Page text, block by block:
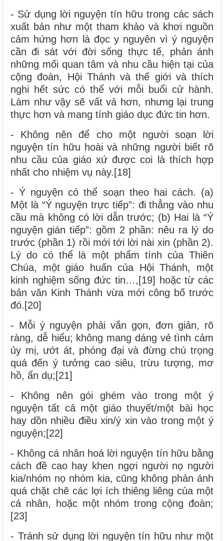
- Sử dụng lời nguyện tín hữu trong các sách
xuất bản như một tham khảo và khơi nguồn
cảm hứng hơn là đọc y nguyên vì ý nguyện
cần đi sát với đời sống thực tế, phản ánh
những mối quan tâm và nhu cầu hiện tại của
cộng đoàn, Hội Thánh và thế giới và thích
nghi hết sức có thể với mỗi buổi cử hành.
Làm như vậy sẽ vất vả hơn, nhưng lại trung
thực hơn và mang tính giáo dục đức tin hơn.
- Không nên để cho một người soạn lời
nguyện tín hữu hoài và những người biết rõ
nhu cầu của giáo xứ được coi là thích hợp
nhất cho nhiệm vụ này.[18]
- Ý nguyện có thể soạn theo hai cách. (a)
Một là “Ý nguyện trực tiếp”: đi thẳng vào nhu
cầu mà không có lời dẫn trước; (b) Hai là “Ý
nguyện gián tiếp”: gồm 2 phần: nêu ra lý do
trước (phần 1) rồi mới tới lời nài xin (phần 2).
Lý do có thể là một phẩm tính của Thiên
Chúa, một giáo huấn của Hội Thánh, một
kinh nghiệm sống đức tin…,[19] hoặc từ các
bản văn Kinh Thánh vừa mới công bố trước
đó.[20]
- Mỗi ý nguyện phải vắn gọn, đơn giản, rõ
ràng, dễ hiểu; không mang dáng vẻ tình cảm
ủy mị, ướt át, phóng đại và đừng chú trọng
quá đến ý tưởng cao siêu, trừu tượng, mơ
hồ, ẩn dụ;[21]
- Không nên gói ghém vào trong một ý
nguyện tất cả một giáo thuyết/một bài học
hay dồn nhiều điều xin/ý xin vào trong một ý
nguyện;[22]
- Không cá nhân hoá lời nguyện tín hữu bằng
cách đề cao hay khen ngợi người nọ người
kia/nhóm nọ nhóm kia, cũng không phản ánh
quá chặt chẽ các lợi ích thiêng liêng của một
cá nhân, hoặc một nhóm trong cộng đoàn;
[23]
- Tránh sử dụng lời nguyện tín hữu như một